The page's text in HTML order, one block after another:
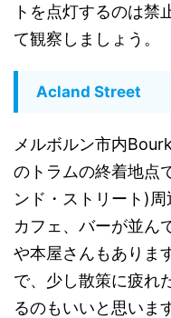
トを点灯するのは禁
て観察しましょう。
Acland Street
メルボルン市内
のトラムの終着地点
ンド・ストリート)
カフェ、バーが並ん
や本屋さんもありま
で、少し散策に疲れ
るのもいいと思いま